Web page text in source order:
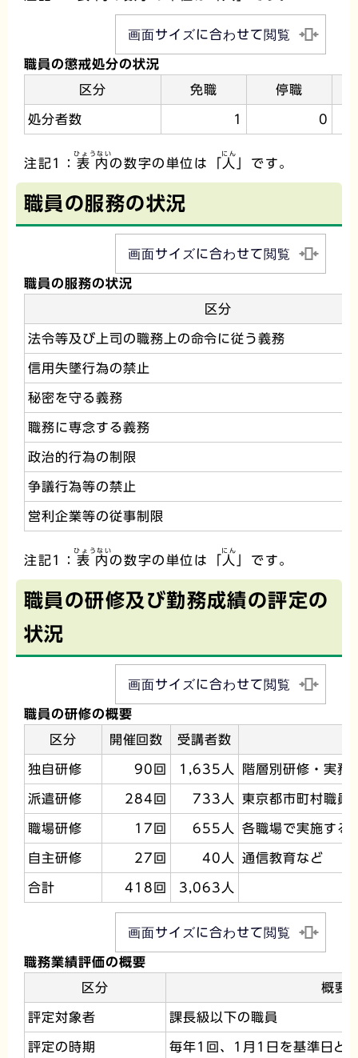
画面サイズに合わせて閲覧
職員の懲戒処分の状況
区分
免職 停職
処分者数 1 0
注記1： 表内
ひょうない
の数字の単位は「 人
にん
」です。
職員の服務の状況
画面サイズに合わせて閲覧
職員の服務の状況
区分
法令等及び上司の職務上の命令に従う義務
信用失墜行為の禁止
秘密を守る義務
職務に専念する義務
政治的行為の制限
争議行為等の禁止
営利企業等の従事制限
注記1： 表内
ひょうない
の数字の単位は「 人
にん
」です。
職員の研修及び勤務成績の評定の
状況
画面サイズに合わせて閲覧
職員の研修の概要
区分
開催回数 受講者数
独自研修 90回 1,635人 階層別研修・実務
派遣研修 284回 733人 東京都市町村職員
職場研修 17回 655人 各職場で実施する
自主研修 27回 40人 通信教育など
合計 418回 3,063人
画面サイズに合わせて閲覧
職務業績評価の概要
区分
概要
評定対象者 課長級以下の職員
評定の時期 毎年1回、1月1日を基準日と